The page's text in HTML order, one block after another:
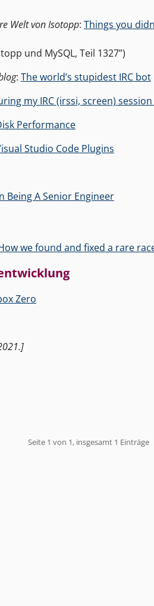
Welt von Isotopp: Things you
und MySQL, Teil 1327”)
: The world’s stupidest IRC bot
my IRC (irssi, screen)
Performance
Studio Code Plugins
Being A Senior Engineer
we found and fixed a rare
Zero
Seite 1 von 1, insgesamt 1 Einträge